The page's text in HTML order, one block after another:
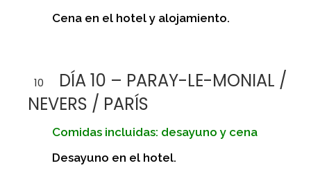
Cena en el hotel y alojamiento.
10
DÍA 10 – PARAY-LE-MONIAL /
NEVERS / PARÍS
Comidas incluidas: desayuno y cena
Desayuno en el hotel.